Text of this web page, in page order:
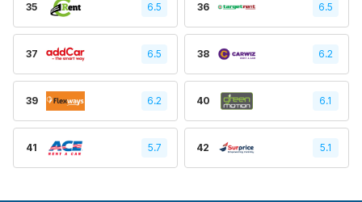
35 6.5 36 6.5
37 6.5 38 6.2
39 6.2 40 6.1
41 5.7 42 5.1